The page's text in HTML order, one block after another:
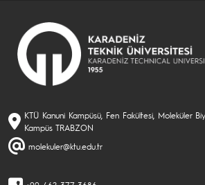
KTÜ Kanuni Kampüsü, Fen Fakültesi, Moleküler
Kampüs TRABZON
molekuler@ktu.edu.tr